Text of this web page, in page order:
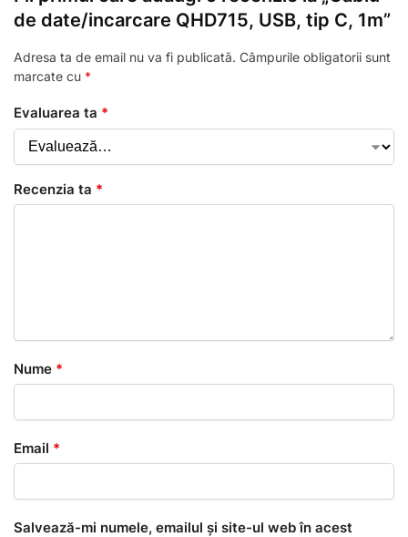
de date/incarcare QHD715, USB, tip C, 1m”
Adresa ta de email nu va fi publicată. Câmpurile obligatorii sunt
marcate cu *
Evaluarea ta *
Recenzia ta *
Nume *
Email *
Salvează-mi numele, emailul și site-ul web în acest